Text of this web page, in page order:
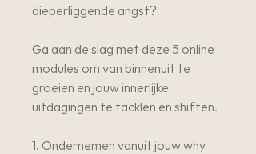
dieperliggende angst?
Ga aan de slag met deze 5 online
modules om van binnenuit te
groeien en jouw innerlijke
uitdagingen te tacklen en shiften.
1. Ondernemen vanuit jouw why